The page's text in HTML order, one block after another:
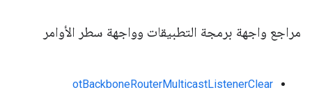
مراجع واجهة برمجة التطبيقات وواجهة سطر الأوامر
otBackboneRouterMulticastListenerClear